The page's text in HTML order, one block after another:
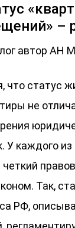
–
автор АН
что статус
не
У каждого из
Так,
РФ,